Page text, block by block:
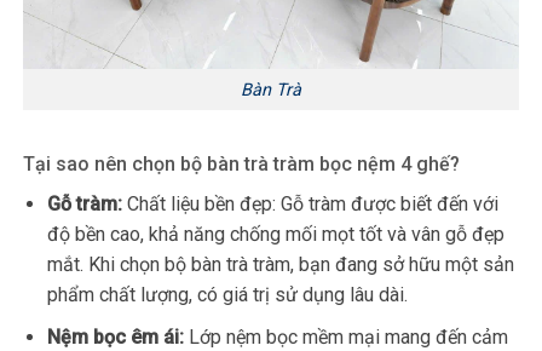
Bàn Trà
Tại sao nên chọn bộ bàn trà tràm bọc nệm 4 ghế?
Gỗ tràm: Chất liệu bền đẹp: Gỗ tràm được biết đến với
độ bền cao, khả năng chống mối mọt tốt và vân gỗ đẹp
mắt. Khi chọn bộ bàn trà tràm, bạn đang sở hữu một sản
phẩm chất lượng, có giá trị sử dụng lâu dài.
Nệm bọc êm ái: Lớp nệm bọc mềm mại mang đến cảm